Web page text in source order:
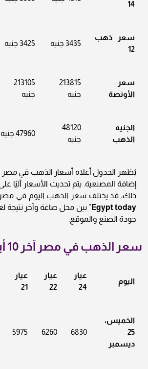
14
سعر ذهب
12
3435 جنيه 3425 جنيه
سعر
الأونصة
213815
جنيه
213105
جنيه
الجنيه
الذهب
48120
جنيه
47960 جنيه
يُظهر الجدول أعلاه أسعار الذهب في مصر
إضافة المصنعية. يتم تحديث الأسعار آليًا
ذلك، قد يختلف سعر الذهب اليوم في
Egypt today ” بين محل صاغة وآخر نتيجة
جودة الصنع والموقع.
سعر الذهب في مصر آخر 10 أيام
اليوم
عيار
24
عيار
22
عيار
21
الخميس،
25
ديسمبر
6830
6260
5975